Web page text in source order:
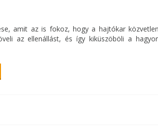
amit az is fokoz, hogy a hajtókar
az ellenállást, és így kiküszöböli a
csapágyat egy rozsdamentes, zárt rendszer
Két méretben kapható: 3000 és 4000, így
technikához mind tengerben, mind